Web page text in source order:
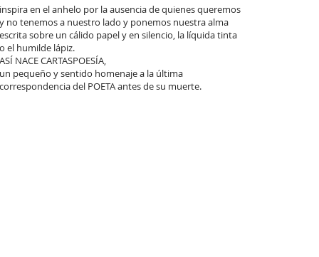
inspira en el anhelo por la ausencia de quienes queremos
y no tenemos a nuestro lado y ponemos nuestra alma
escrita sobre un cálido papel y en silencio, la líquida tinta
o el humilde lápiz.
ASÍ NACE CARTASPOESÍA,
un pequeño y sentido homenaje a la última
correspondencia del POETA antes de su muerte.